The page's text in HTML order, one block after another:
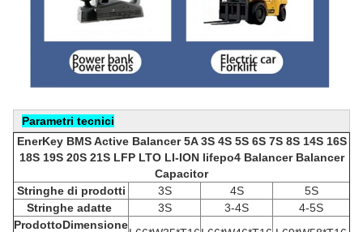
Parametri tecnici
EnerKey BMS Active Balancer 5A 3S 4S 5S 6S 7S 8S 14S 16S
18S 19S 20S 21S LFP LTO LI-ION lifepo4 Balancer Balancer
Capacitor
Stringhe di prodotti
3S 4S
5S
Stringhe adatte
3S 3-4S
4-5S
ProdottoDimensione